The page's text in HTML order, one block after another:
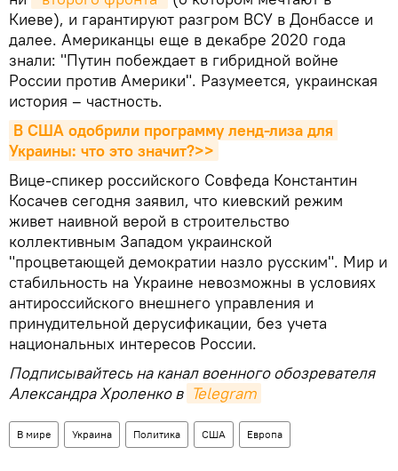
Киеве), и гарантируют разгром ВСУ в Донбассе и
далее. Американцы еще в декабре 2020 года
знали: "Путин побеждает в гибридной войне
России против Америки". Разумеется, украинская
история – частность.
В США одобрили программу ленд-лиза для
Украины: что это значит?>>
Вице-спикер российского Совфеда Константин
Косачев сегодня заявил, что киевский режим
живет наивной верой в строительство
коллективным Западом украинской
"процветающей демократии назло русским". Мир и
стабильность на Украине невозможны в условиях
антироссийского внешнего управления и
принудительной дерусификации, без учета
национальных интересов России.
Подписывайтесь на канал военного обозревателя
Александра Хроленко в Telegram
В мире Украина Политика США Европа